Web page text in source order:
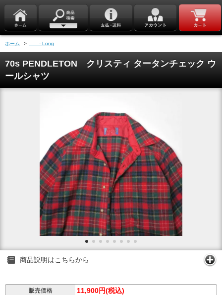
ホーム > - Long
70s PENDLETON クリスティ タータンチェック ウ
ールシャツ
商品説明はこちらから
販売価格 11,900円(税込)